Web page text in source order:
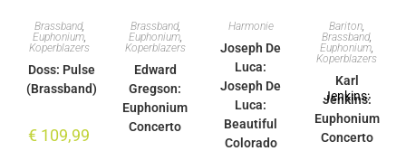
Brassband,
Euphonium,
Koperblazers
Doss: Pulse
(Brassband)
€ 109,99
Brassband,
Euphonium,
Koperblazers
Edward
Gregson:
Euphonium
Concerto
Harmonie
Joseph De
Luca:
Joseph De
Luca:
Beautiful
Colorado
Bariton,
Brassband,
Euphonium,
Koperblazers
Karl
Jenkins:
Euphonium
Concerto